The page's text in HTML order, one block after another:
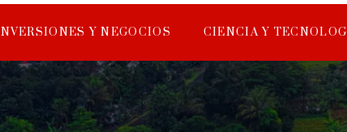
Y NEGOCIOS CIENCIA Y